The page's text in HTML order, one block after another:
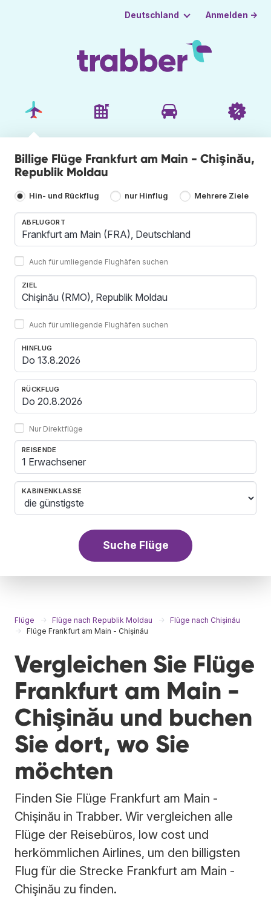
Deutschland Anmelden →
Billige Flüge Frankfurt am Main - Chişinău,
Republik Moldau
Hin- und Rückflug nur Hinflug Mehrere Ziele
ABFLUGORT
Auch für umliegende Flughäfen suchen
ZIEL
Auch für umliegende Flughäfen suchen
HINFLUG
RÜCKFLUG
Nur Direktflüge
REISENDE
1 Erwachsener
KABINENKLASSE
Suche Flüge
Flüge Flüge nach Republik Moldau
Flüge nach Chişinău
Flüge Frankfurt am Main - Chişinău
Vergleichen Sie Flüge
Frankfurt am Main -
Chişinău und buchen
Sie dort, wo Sie
möchten
Finden Sie Flüge Frankfurt am Main -
Chişinău in Trabber. Wir vergleichen alle
Flüge der Reisebüros, low cost und
herkömmlichen Airlines, um den billigsten
Flug für die Strecke Frankfurt am Main -
Chişinău zu finden.